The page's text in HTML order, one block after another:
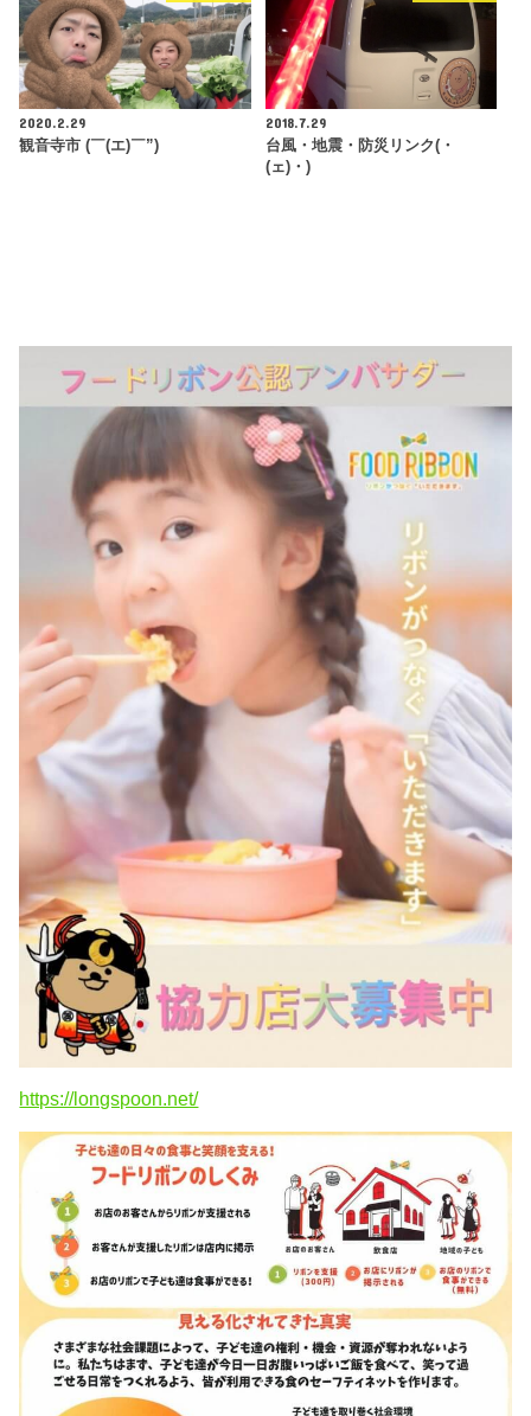
2020.2.29
観音寺市 (￣(エ)￣”)
2018.7.29
台風・地震・防災リンク(・
(ェ)・)
https://longspoon.net/